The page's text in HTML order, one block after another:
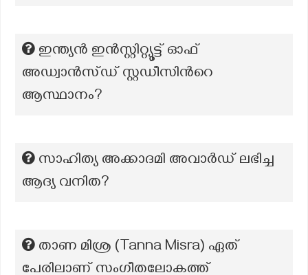
ഇന്ത്യൻ ഇൻസ്റ്റിറ്റ്യൂട്ട് ഓഫ്
അഡ്വാൻസ്ഡ് സ്റ്റഡീസിന്‍റെ
ആസ്ഥാനം?
സാഹിത്യ അക്കാദമി അവാർഡ് ലഭിച്ച
ആദ്യ വനിത?
താണ മിശ്ര (Tanna Misra) ഏത്
പേരിലാണ് സംഗീതലോകത്ത്